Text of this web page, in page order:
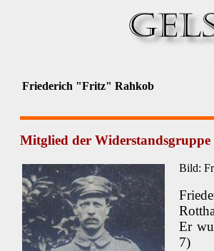
Friederich "Fritz" Rahkob
Mitglied der Widerstandsgruppe
Bild:
Er
7)